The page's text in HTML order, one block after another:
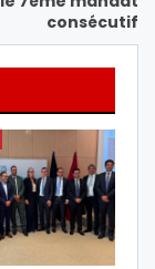
consécutif